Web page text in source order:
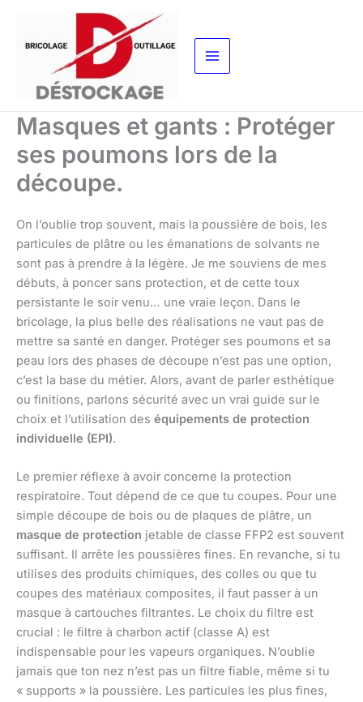
contenu
Masques et gants : Protéger
ses poumons lors de la
découpe.
On l’oublie trop souvent, mais la poussière de bois, les
particules de plâtre ou les émanations de solvants ne
sont pas à prendre à la légère. Je me souviens de mes
débuts, à poncer sans protection, et de cette toux
persistante le soir venu… une vraie leçon. Dans le
bricolage, la plus belle des réalisations ne vaut pas de
mettre sa santé en danger. Protéger ses poumons et sa
peau lors des phases de découpe n’est pas une option,
c’est la base du métier. Alors, avant de parler esthétique
ou finitions, parlons sécurité avec un vrai guide sur le
choix et l’utilisation des équipements de protection
individuelle (EPI).
Le premier réflexe à avoir concerne la protection
respiratoire. Tout dépend de ce que tu coupes. Pour une
simple découpe de bois ou de plaques de plâtre, un
masque de protection jetable de classe FFP2 est souvent
suffisant. Il arrête les poussières fines. En revanche, si tu
utilises des produits chimiques, des colles ou que tu
coupes des matériaux composites, il faut passer à un
masque à cartouches filtrantes. Le choix du filtre est
crucial : le filtre à charbon actif (classe A) est
indispensable pour les vapeurs organiques. N’oublie
jamais que ton nez n’est pas un filtre fiable, même si tu
« supports » la poussière. Les particules les plus fines,